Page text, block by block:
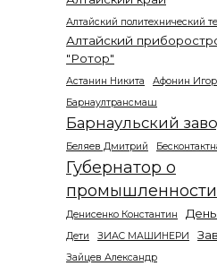
Алтайский политехнический
Алтайский
"Ротор"
Астанин Никита Афонин
Барнаултрансмаш
Барнаульский
Беляев Дмитрий
Губернатор о
промышленности
Денисенко Константин
Дети ЗИАС МАШИНЕРИ
Зайцев Александр